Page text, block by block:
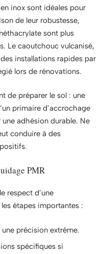
inox sont idéales pour
de leur robustesse,
sont plus
Le caoutchouc vulcanisé,
installations rapides par
lors de rénovations.
de préparer le sol : une
primaire d’accrochage
adhésion durable. Ne
conduire à des
PMR
respect d’une
étapes importantes :
précision extrême.
spécifiques si